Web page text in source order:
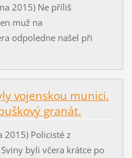
2015) Ne příliš
muž na
odpoledne našel při
vojenskou munici.
granát.
2015) Policisté z
byli včera krátce po